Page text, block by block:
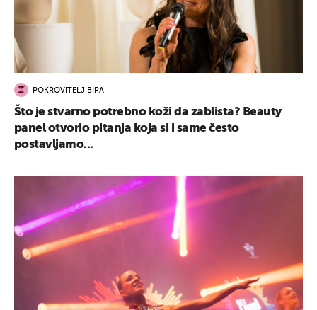
POKROVITELJ BIPA
Što je stvarno potrebno koži da zablista? Beauty
panel otvorio pitanja koja si i same često
postavljamo...